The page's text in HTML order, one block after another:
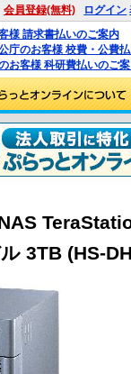
会員登録(無料) ログイン
様 請求書払いのご案内
庁のお客様 校費・公費
お客様 科研費払いのご
3TB (HS-